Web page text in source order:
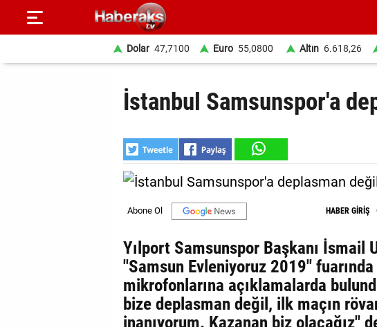
Dolar 47,7100 Euro 55,0800 Altın 6.618,26
İstanbul Samsunspor'a
HABER GİRİŞ
Yılport Samsunspor Başkanı İsmail
"Samsun Evleniyoruz 2019"
mikrofonlarına açıklamalarda
bize deplasman değil, ilk maçın
inanıyorum. Kazanan biz olacağız"